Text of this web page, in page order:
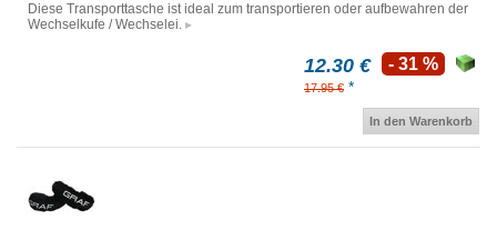
Diese Transporttasche ist ideal zum transportieren oder aufbewahren der
Wechselkufe / Wechselei.
12.30 €
17.95 € *
- 31 %
In den Warenkorb